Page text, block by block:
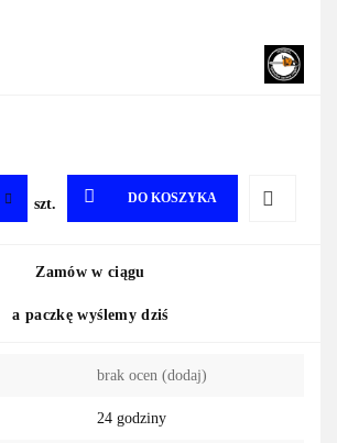
szt. DO KOSZYKA
Zamów w ciągu
a paczkę wyślemy dziś
brak ocen (dodaj)
24 godziny